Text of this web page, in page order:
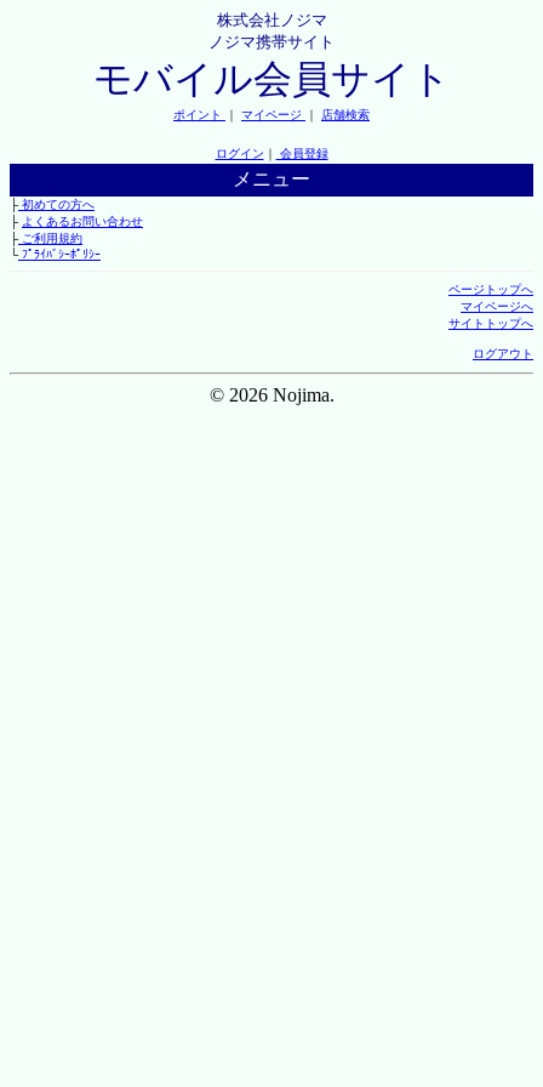
株式会社ノジマ
ノジマ携帯サイト
モバイル会員サイト
ポイント ｜ マイページ ｜ 店舗検索
ログイン ｜ 会員登録
メニュー
├初めての方へ
├ よくあるお問い合わせ
├ご利用規約
└ﾌﾟﾗｲﾊﾞｼｰﾎﾟﾘｼｰ
ページトップへ
マイページへ
サイトトップへ
ログアウト
© 2026 Nojima.